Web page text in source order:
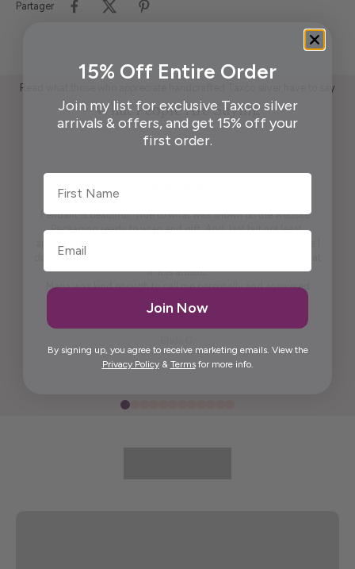
Partager
Read what those who appreciate handcrafted Taxco silver have to say
What People Are Saying
Pendant is beautiful. True to what was shown on the website .
Packaging ready to wrap and gift. And, last but not least,
don't want to spoil it for others. It is practical and pretty to look at
it. It is artistic.
Maria was kind enough to call me personally and answered
Thank you, Maria.
15% Off Entire Order
Join my list for exclusive Taxco silver
arrivals & offers, and get 15% off your
first order.
First Name
Join Now
By signing up, you agree to receive marketing emails. View the
Privacy Policy& Termsfor more info.